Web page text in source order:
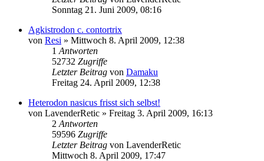
Sonntag 21. Juni 2009, 08:16
Agkistrodon c. contortrix
von Resi » Mittwoch 8. April 2009, 12:38
1 Antworten
52732 Zugriffe
Letzter Beitrag von Damaku
Freitag 24. April 2009, 12:38
Heterodon nasicus frisst sich selbst!
von LavenderRetic » Freitag 3. April 2009, 16:13
2 Antworten
59596 Zugriffe
Letzter Beitrag von LavenderRetic
Mittwoch 8. April 2009, 17:47